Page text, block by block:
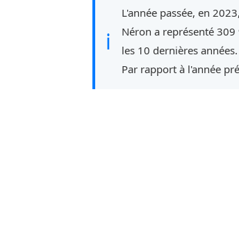
ℹ
L'année passée, en
Néron a représenté
les 10 dernières années.
Par rapport à l'année